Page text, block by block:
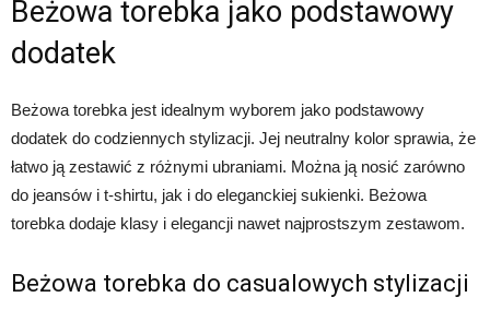
Beżowa torebka jako podstawowy
dodatek
Beżowa torebka jest idealnym wyborem jako podstawowy
dodatek do codziennych stylizacji. Jej neutralny kolor sprawia, że
łatwo ją zestawić z różnymi ubraniami. Można ją nosić zarówno
do jeansów i t-shirtu, jak i do eleganckiej sukienki. Beżowa
torebka dodaje klasy i elegancji nawet najprostszym zestawom.
Beżowa torebka do casualowych stylizacji